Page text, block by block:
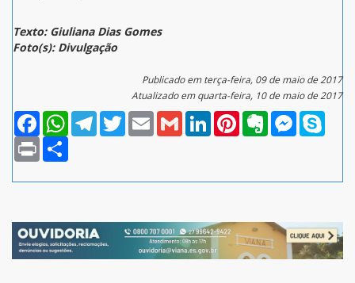
Texto: Giuliana Dias Gomes
Foto(s): Divulgação
Publicado em terça-feira, 09 de maio de 2017
Atualizado em quarta-feira, 10 de maio de 2017
FacebookWhatsAppTelegramTwitterEmail Gmail LinkedInPinterestEvernoteMessenger
Print